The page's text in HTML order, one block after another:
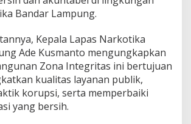
g
K
m
m
e
n
Bandar Lampung.
Kepala Lapas Narkotika
Ade Kusmanto mengungkapkan
Zona Integritas ini bertujuan
kualitas layanan publik,
korupsi, serta memperbaiki
yang bersih.